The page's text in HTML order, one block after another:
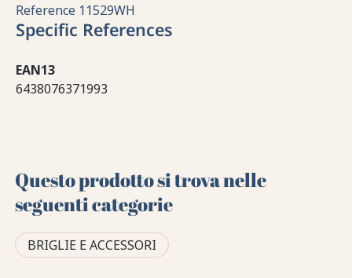
Reference 11529WH
Specific References
EAN13
6438076371993
Questo prodotto si trova nelle
seguenti categorie
BRIGLIE E ACCESSORI